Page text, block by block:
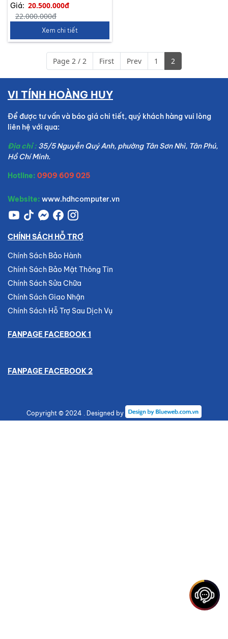
Giá: 20.500.000đ
22.000.000đ
Xem chi tiết
Page 2 / 2 First Prev 1 2
VI TÍNH HOÀNG HUY
Để được tư vấn và báo giá chi tiết, quý khách hàng vui lòng
liên hệ với qua:
Địa chỉ : 35/5 Nguyễn Quý Anh, phường Tân Sơn Nhì, Tân Phú,
Hồ Chí Minh.
Hotline: 0909 609 025
Website: www.hdhcomputer.vn
CHÍNH SÁCH HỖ TRỢ
Chính Sách Bảo Hành
Chính Sách Bảo Mật Thông Tin
Chính Sách Sửa Chữa
Chính Sách Giao Nhận
Chính Sách Hỗ Trợ Sau Dịch Vụ
FANPAGE FACEBOOK 1
FANPAGE FACEBOOK 2
Copyright © 2024 . Designed by